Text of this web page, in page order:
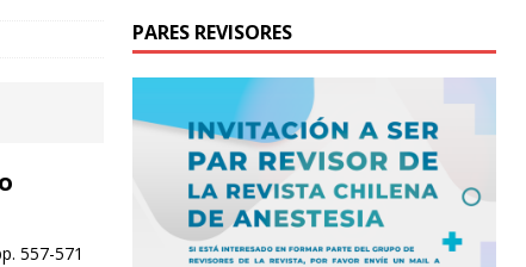
557-571
PARES REVISORES